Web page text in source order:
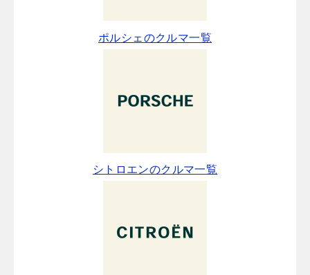
ポルシェのクルマ一覧
シトロエンのクルマ一覧